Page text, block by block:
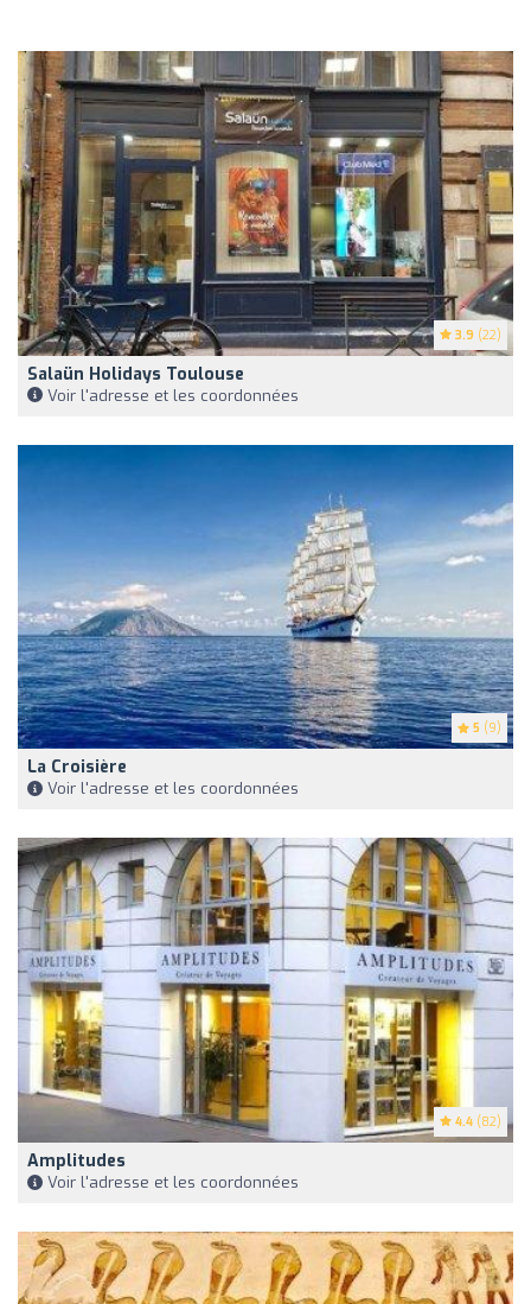
3.9 (22)
Salaün Holidays Toulouse
Voir l'adresse et les coordonnées
5 (9)
La Croisière
Voir l'adresse et les coordonnées
4.4 (82)
Amplitudes
Voir l'adresse et les coordonnées